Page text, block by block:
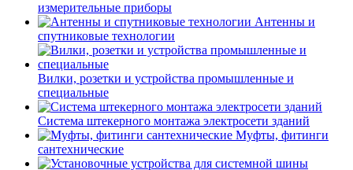
измерительные приборы
Антенны и
спутниковые технологии
Вилки, розетки и устройства промышленные и
специальные
Система штекерного монтажа электросети зданий
Муфты, фитинги
сантехнические